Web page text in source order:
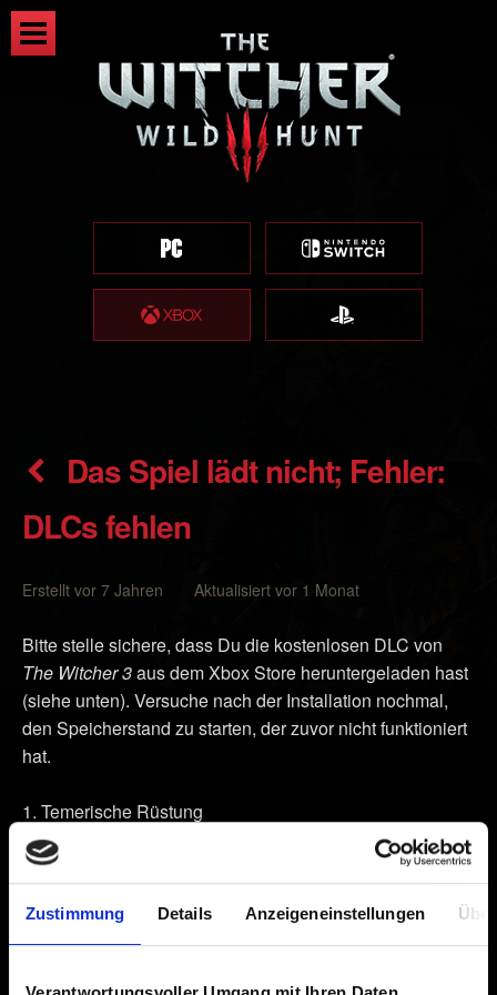
Zustimmung Details Anzeigeneinstellungen
Das Spiel lädt nicht; Fehler:
DLCs fehlen
Erstellt vor 7 Jahren Aktualisiert vor 1 Monat
Bitte stelle sichere, dass Du die kostenlosen DLC von
The Witcher 3aus dem Xbox Store heruntergeladen hast
(siehe unten). Versuche nach der Installation nochmal,
den Speicherstand zu starten, der zuvor nicht funktioniert
hat.
Temerische Rüstung
Bärte und Frisuren
Neue Quest - Vermisste Bergarbeiter
Alternatives Kostüm für Yennefer